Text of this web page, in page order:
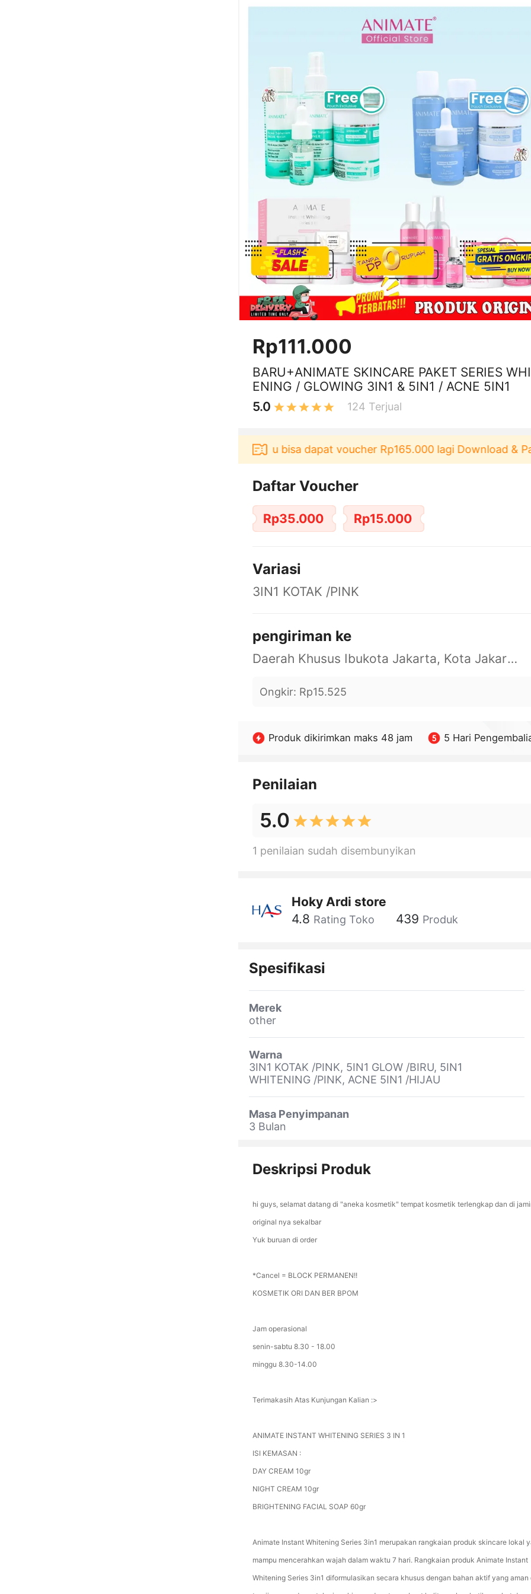
Rp111.000
BARU+ANIMATE SKINCARE PAKET SERIES
ENING / GLOWING 3IN1 & 5IN1 / ACNE 5IN1
5.0
124 Terjual
Pengguna baru berbelanja di aplikasi Akulaku bisa dapat voucher Rp165.000 lagi Download & Pakai！
Daftar Voucher
Rp35.000 Rp15.000
Variasi
3IN1 KOTAK /PINK
pengiriman ke
Daerah Khusus Ibukota Jakarta, Kota Jakarta Barat, Cengkareng, yy
Ongkir: Rp15.525
Produk dikirimkan maks 48 jam 5 Hari
Penilaian
5.0
1 penilaian sudah disembunyikan
Hoky Ardi store
4.8 Rating Toko 439 Produk
Spesifikasi
Merek
other
Warna
3IN1 KOTAK /PINK, 5IN1 GLOW /BIRU, 5IN1
WHITENING /PINK, ACNE 5IN1 /HIJAU
Masa Penyimpanan
3 Bulan
Deskripsi Produk
hi guys, selamat datang di "aneka kosmetik" tempat kosmetik terlengkap dan di
original nya sekalbar
Yuk buruan di order
*Cancel = BLOCK PERMANEN!!
KOSMETIK ORI DAN BER BPOM
Jam operasional
senin-sabtu 8.30 - 18.00
minggu 8.30-14.00
Terimakasih Atas Kunjungan Kalian :>
ANIMATE INSTANT WHITENING SERIES 3 IN 1
ISI KEMASAN :
DAY CREAM 10gr
NIGHT CREAM 10gr
BRIGHTENING FACIAL SOAP 60gr
Animate Instant Whitening Series 3in1 merupakan rangkaian produk skincare lokal
mampu mencerahkan wajah dalam waktu 7 hari. Rangkaian produk Animate Instant
Whitening Series 3in1 diformulasikan secara khusus dengan bahan aktif yang aman